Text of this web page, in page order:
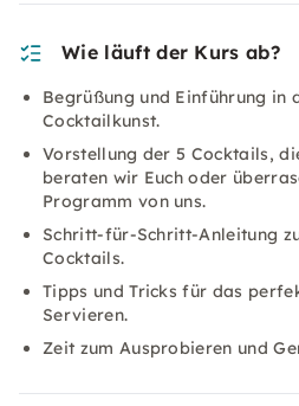
Wie läuft der Kurs ab?
Begrüßung und Einführung in
Cocktailkunst.
Vorstellung der 5 Cocktails,
beraten wir Euch oder
Programm von uns.
Schritt-für-Schritt-Anleitung
Cocktails.
Tipps und Tricks für das
Servieren.
Zeit zum Ausprobieren und